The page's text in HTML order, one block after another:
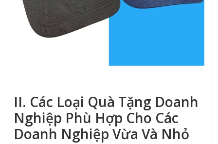
II. Các Loại Quà Tặng Doanh
Nghiệp Phù Hợp Cho Các
Doanh Nghiệp Vừa Và Nhỏ